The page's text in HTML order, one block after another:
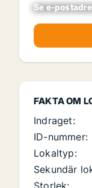
Se e-
FAKTA OM
Indraget:
ID-nummer:
Lokaltyp:
Sekundär